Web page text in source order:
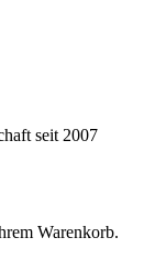
seit 2007
Warenkorb.